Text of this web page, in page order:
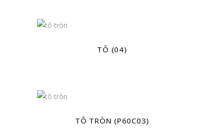
TÔ (04)
TÔ TRÒN (P60C03)